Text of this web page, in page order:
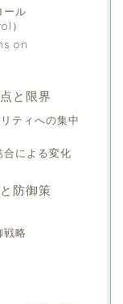
ール
）
on
と限界
ティへの集中
による変化
防御策
略